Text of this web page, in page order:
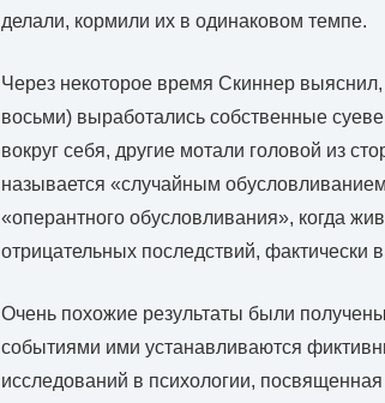
делали, кормили их в одинаковом темпе.
Через некоторое время Скиннер
восьми) выработались собственные
вокруг себя, другие мотали головой из
называется «случайным
«оперантного обусловливания», когда
отрицательных последствий, фактически
Очень похожие результаты были
событиями ими устанавливаются
исследований в психологии,